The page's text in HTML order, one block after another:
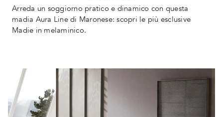
Arreda un soggiorno pratico e dinamico con questa
madia Aura Line di Maronese: scopri le più esclusive
Madie in melaminico.